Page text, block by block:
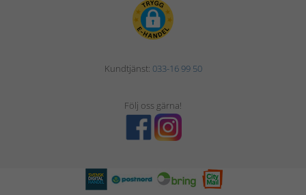
Kundtjänst: 033-16 99 50
Följ oss gärna!